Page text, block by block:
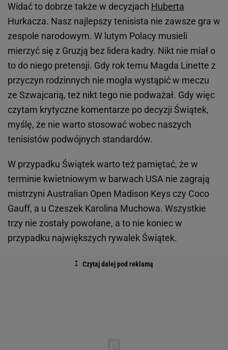
Widać to dobrze także w decyzjach Huberta
Hurkacza. Nasz najlepszy tenisista nie zawsze gra w
zespole narodowym. W lutym Polacy musieli
mierzyć się z Gruzją bez lidera kadry. Nikt nie miał o
to do niego pretensji. Gdy rok temu Magda Linette z
przyczyn rodzinnych nie mogła wystąpić w meczu
ze Szwajcarią, też nikt tego nie podważał. Gdy więc
czytam krytyczne komentarze po decyzji Świątek,
myślę, że nie warto stosować wobec naszych
tenisistów podwójnych standardów.
W przypadku Świątek warto też pamiętać, że w
terminie kwietniowym w barwach USA nie zagrają
mistrzyni Australian Open Madison Keys czy Coco
Gauff, a u Czeszek Karolina Muchowa. Wszystkie
trzy nie zostały powołane, a to nie koniec w
przypadku największych rywalek Świątek.